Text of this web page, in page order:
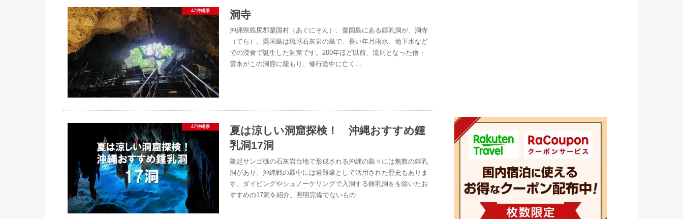
47沖縄県 洞寺
沖縄県島尻郡粟国村（あぐにそん）、粟国島にある鍾乳洞が、洞寺
（てら）。粟国島は琉球石灰岩の島で、長い年月雨水、地下水など
での浸食で誕生した洞窟です。200年ほど以前、流刑となった僧・
雲水がこの洞窟に籠もり、修行途中に亡く…
47沖縄県
夏は涼しい洞窟探検！ 沖縄おすすめ鍾
乳洞17洞
隆起サンゴ礁の石灰岩台地で形成される沖縄の島々には無数の鍾乳
洞があり、沖縄戦の最中には避難壕として活用された歴史もありま
す。ダイビングやシュノーケリングで入洞する鍾乳洞をを除いたお
すすめの17洞を紹介。照明完備でないもの…